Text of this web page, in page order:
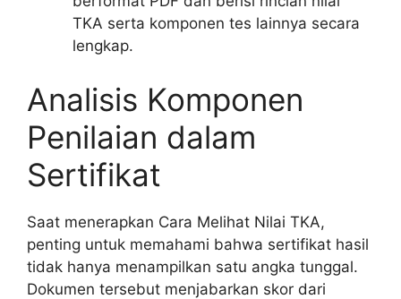
TKA serta komponen tes lainnya secara
lengkap.
Analisis Komponen
Penilaian dalam
Sertifikat
Saat menerapkan Cara Melihat Nilai TKA,
penting untuk memahami bahwa sertifikat hasil
tidak hanya menampilkan satu angka tunggal.
Dokumen tersebut menjabarkan skor dari